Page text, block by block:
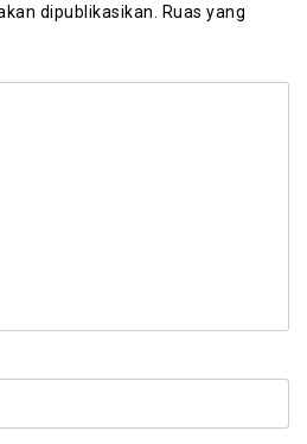
dipublikasikan.
Ruas yang